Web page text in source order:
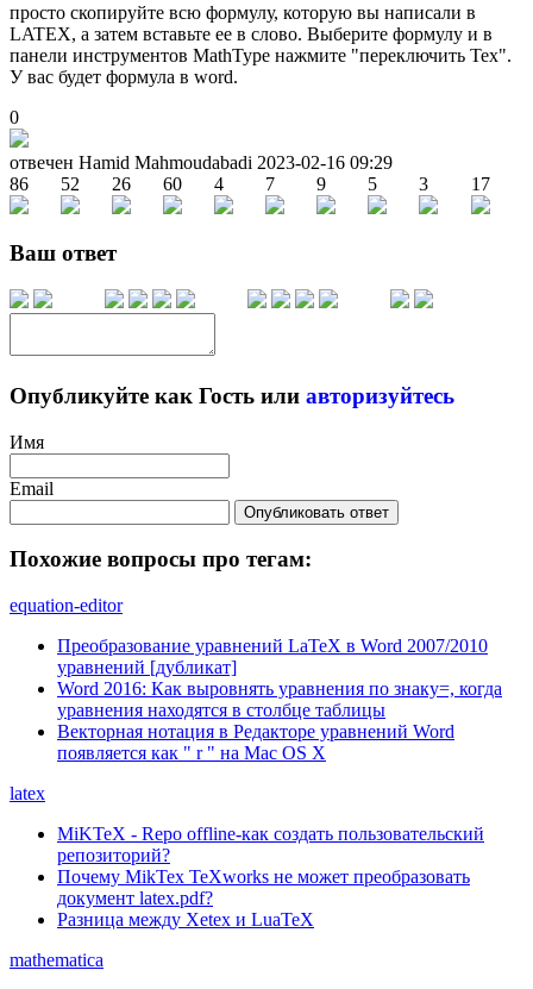
просто скопируйте всю формулу, которую вы написали в
LATEX, а затем вставьте ее в слово. Выберите формулу и в
панели инструментов MathType нажмите "переключить Tex".
У вас будет формула в word.
0
отвечен Hamid Mahmoudabadi 2023-02-16 09:29
86
52 26 60 4 7 9 5 3 17
Ваш ответ
Опубликуйте как Гость или авторизуйтесь
Имя
Email
Опубликовать ответ
Похожие вопросы про тегам:
equation-editor
Преобразование уравнений LaTeX в Word 2007/2010
уравнений [дубликат]
Word 2016: Как выровнять уравнения по знаку=, когда
уравнения находятся в столбце таблицы
Векторная нотация в Редакторе уравнений Word
появляется как " r " на Mac OS X
latex
MiKTeX - Repo offline-как создать пользовательский
репозиторий?
Почему MikTex TeXworks не может преобразовать
документ latex.pdf?
Разница между Xetex и LuaTeX
mathematica